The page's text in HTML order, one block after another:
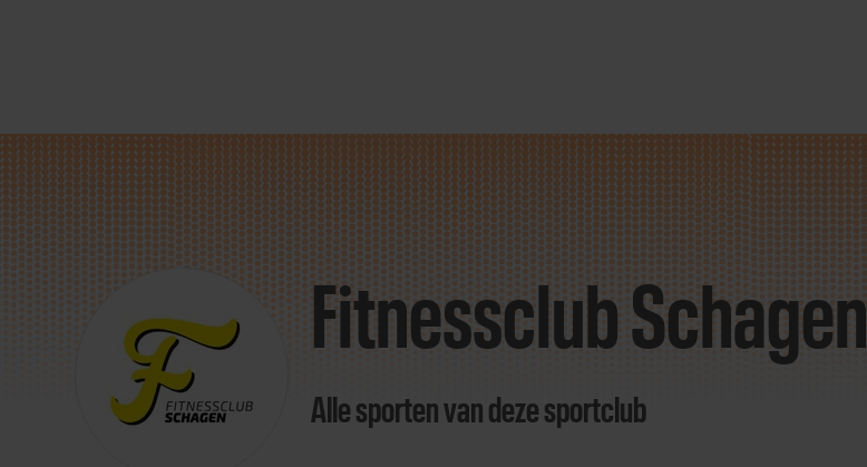
Direct
door
Fitnessclub Schagen
Alle sporten van deze sportclub